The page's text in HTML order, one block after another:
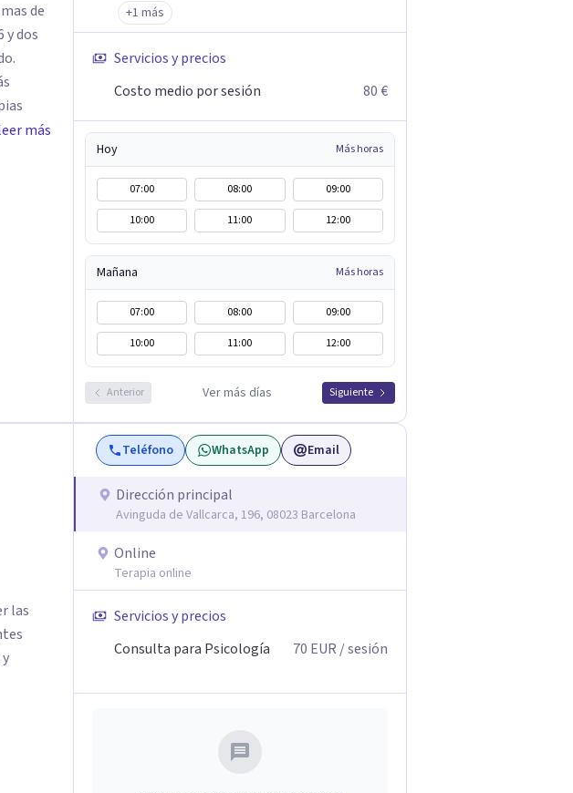
de
y dos
tus
así
más
+1 más
Servicios y precios
Costo medio por sesión
80 €
Hoy Más horas
07:00 08:00
09:00
10:00
11:00 12:00
Mañana Más horas
07:00 08:00
09:00
10:00
11:00 12:00
Anterior Ver más días Siguiente
las
Teléfono WhatsApp Email
Dirección principal
Avinguda de Vallcarca, 196, 08023 Barcelona
Online
Terapia online
Servicios y precios
Consulta para Psicología
70 EUR / sesión